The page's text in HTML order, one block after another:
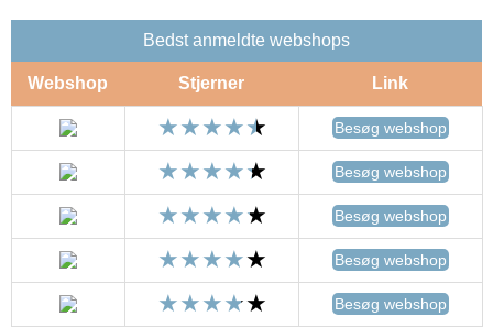
Bedst anmeldte webshops
Webshop Stjerner Link
Besøg webshop
Besøg webshop
Besøg webshop
Besøg webshop
Besøg webshop